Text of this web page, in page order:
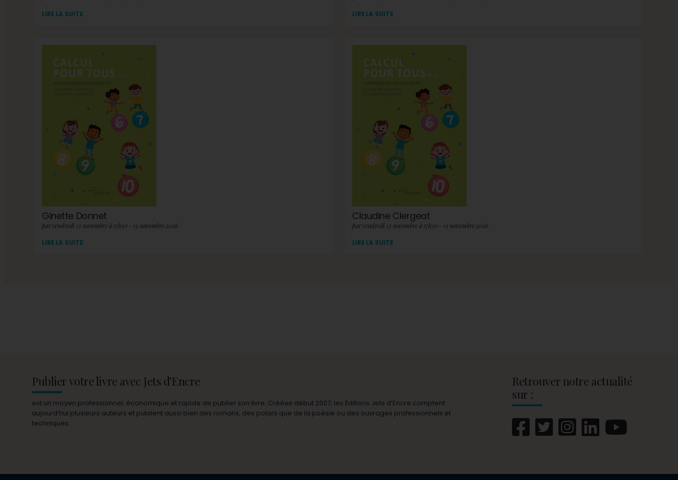
LIRE LA SUITE LIRE LA SUITE
Ginette Donnet
par vendredi 13 novembre à 17h30 - 13 novembre 2026
LIRE LA SUITE
Claudine Clergeat
par vendredi 13 novembre à 17h30 - 13 novembre 2026
LIRE LA SUITE
Publier votre livre avec Jets d'Encre
est un moyen professionnel, économique et rapide de publier son livre. Créées début 2007, les Éditions Jets d’Encre comptent
aujourd’hui plusieurs auteurs et publient aussi bien des romans, des polars que de la poésie ou des ouvrages professionnels et
techniques.
Retrouver notre actualité
sur :